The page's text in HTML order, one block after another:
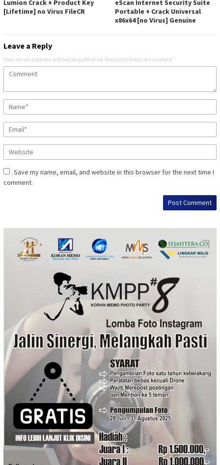
Lumion Crack + Product Key
[Lifetime] no Virus FileCR
eScan Internet Security Suite
Portable + Crack Universal
x86x64 [no Virus] Genuine
Leave a Reply
Your email address will not be published. Required fields are marked *
Save my name, email, and website in this browser for the next time I
comment.